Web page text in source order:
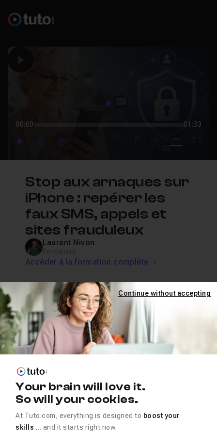
Play
00:00 01:33
PlayForwardForward mute video
Subtitles
Stop aux arnaques sur
iPhone : repérer les
faux SMS, appels et
sites frauduleux
Laurent Nivon
Accéder à la formation complète